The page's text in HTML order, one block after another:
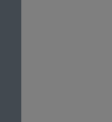
de 58
sans
en Caroline
de produits
ses